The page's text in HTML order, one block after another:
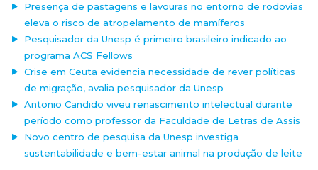
Presença de pastagens e lavouras no entorno de rodovias
eleva o risco de atropelamento de mamíferos
Pesquisador da Unesp é primeiro brasileiro indicado ao
programa ACS Fellows
Crise em Ceuta evidencia necessidade de rever políticas
de migração, avalia pesquisador da Unesp
Antonio Candido viveu renascimento intelectual durante
período como professor da Faculdade de Letras de Assis
Novo centro de pesquisa da Unesp investiga
sustentabilidade e bem-estar animal na produção de leite